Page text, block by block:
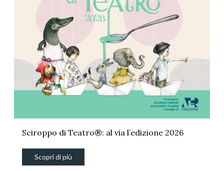
Sciroppo di Teatro®: al via l’edizione 2026
Scopri di più